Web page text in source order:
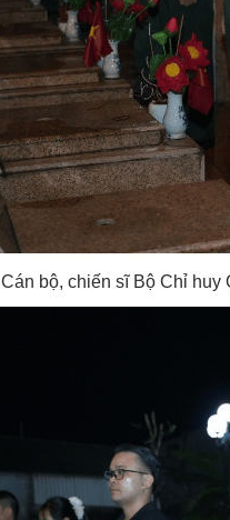
Cán bộ, chiến sĩ Bộ Chỉ